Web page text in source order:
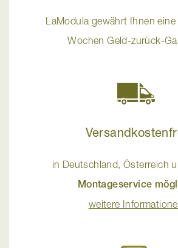
LaModula gewährt Ihnen eine
Wochen Geld-zurück-
in Deutschland, Österreich
Montageservice
weitere